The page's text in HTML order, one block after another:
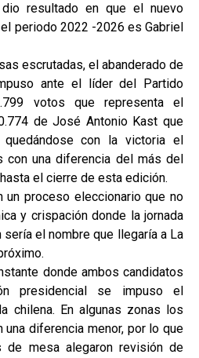
resultado en que el nuevo
periodo 2022 -2026 es Gabriel
escrutadas, el abanderado de
ante el líder del Partido
votos que representa el
de José Antonio Kast que
quedándose con la victoria el
con una diferencia del más del
el cierre de esta edición.
proceso eleccionario que no
y crispación donde la jornada
el nombre que llegaría a La
donde ambos candidatos
presidencial se impuso el
chilena. En algunas zonas los
diferencia menor, por lo que
de mesa alegaron revisión de